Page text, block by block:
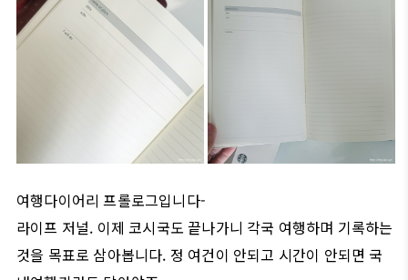
여행다이어리 프롤로그입니다-
라이프 저널. 이제 코시국도 끝나가니 각국 여행하며 기록하는
것을 목표로 삼아봅니다. 정 여건이 안되고 시간이 안되면 국